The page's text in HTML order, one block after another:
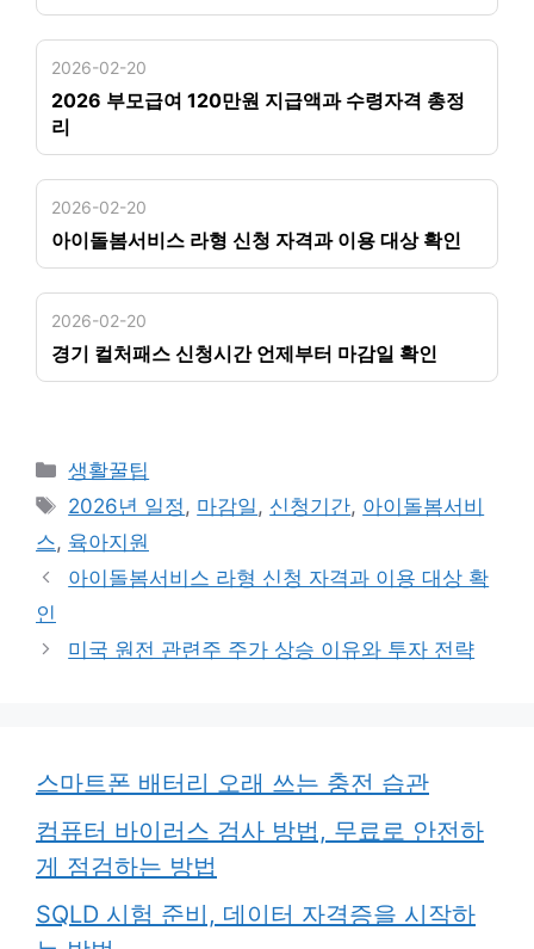
2026-02-20
2026 부모급여 120만원 지급액과 수령자격 총정
리
2026-02-20
아이돌봄서비스 라형 신청 자격과 이용 대상 확인
2026-02-20
경기 컬처패스 신청시간 언제부터 마감일 확인
카
테
리
생활꿀팁
태
그
2026년 일정, 마감일, 신청기간, 아이돌봄서비
스, 육아지원
아이돌봄서비스 라형 신청 자격과 이용 대상 확
인
미국 원전 관련주 주가 상승 이유와 투자 전략
스마트폰 배터리 오래 쓰는 충전 습관
컴퓨터 바이러스 검사 방법, 무료로 안전하
게 점검하는 방법
SQLD 시험 준비, 데이터 자격증을 시작하